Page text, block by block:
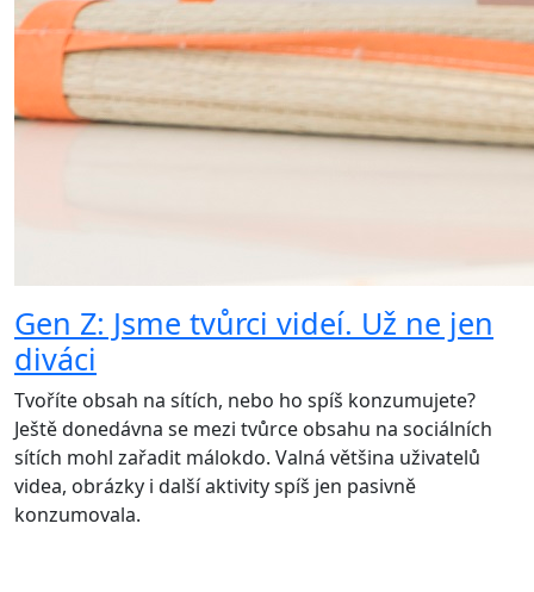
Gen Z: Jsme tvůrci videí. Už ne jen
diváci
Tvoříte obsah na sítích, nebo ho spíš konzumujete?
Ještě donedávna se mezi tvůrce obsahu na sociálních
sítích mohl zařadit málokdo. Valná většina uživatelů
videa, obrázky i další aktivity spíš jen pasivně
konzumovala.